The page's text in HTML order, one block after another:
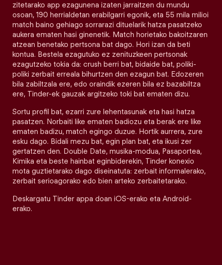
zitetarako app ezagunena izaten jarraitzen du mundu
osoan, 190 herrialdetan erabilgarri egonik, eta 55 mila milioi
match baino gehiago sorrarazi dituelarik hatza pasatzeko
aukera ematen hasi ginenetik. Match horietako bakoitzaren
atzean benetako pertsona bat dago. Hori izan da beti
kontua. Bestela ezagutuko ez zenituzkeen pertsonak
ezagutzeko tokia da: crush berri bat, bidaide bat, poliki-
poliki zerbait erreala bihurtzen den ezagun bat. Edozeren
bila zabiltzala ere, edo oraindik ezeren bila ez bazabiltza
ere, Tinder-ek gauzak argitzeko toki bat ematen dizu.
Sortu profil bat, ezarri zure lehentasunak eta hasi hatza
pasatzen. Norbaiti like ematen badiozu eta berak ere like
ematen badizu, match egingo duzue. Hortik aurrera, zure
esku dago. Bidali mezu bat, egin plan bat, eta ikusi zer
gertatzen den. Double Date, musika-modua, Pasaportea,
Kimika eta beste hainbat eginbiderekin, Tinder konexio
mota guztietarako dago diseinatuta: zerbait informalerako,
zerbait serioagorako edo bien arteko zerbaitetarako.
Deskargatu Tinder appa doan iOS-erako eta Android-
erako.